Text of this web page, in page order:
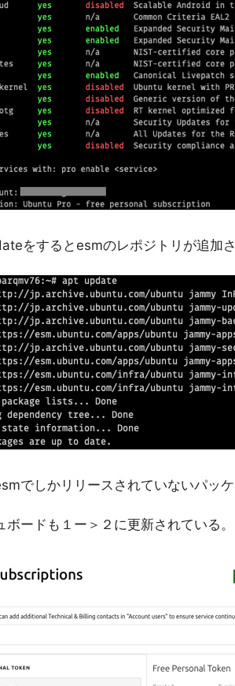
をするとesmのレポジトリが追加
でしかリリースされていないパッ
ボードも１ー＞２に更新されている。